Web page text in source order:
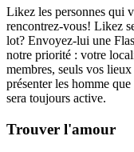
Likez les personnes qui
rencontrez-vous! Likez
lot? Envoyez-lui une
notre priorité : votre
membres, seuls vos
présenter les homme
sera toujours active.
Trouver l'amour